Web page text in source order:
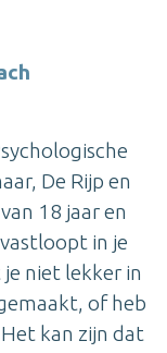
De Rijp en
18 jaar en
in je
niet lekker in
of heb
kan zijn dat